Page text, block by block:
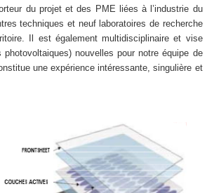
du projet et des PME liées à l’industrie du
techniques et neuf laboratoires de recherche
Il est également multidisciplinaire et vise
nouvelles pour notre équipe de
une expérience intéressante, singulière et